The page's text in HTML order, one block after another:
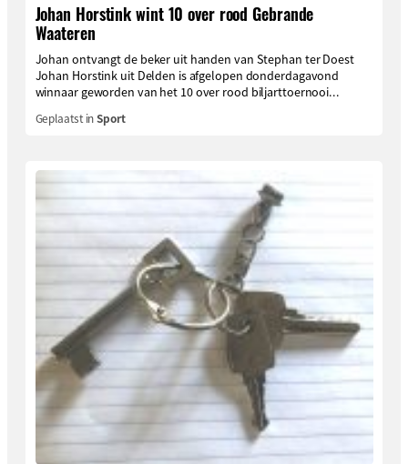
Johan Horstink wint 10 over rood Gebrande
Waateren
Johan ontvangt de beker uit handen van Stephan ter Doest
Johan Horstink uit Delden is afgelopen donderdagavond
winnaar geworden van het 10 over rood biljarttoernooi...
Geplaatst inSport